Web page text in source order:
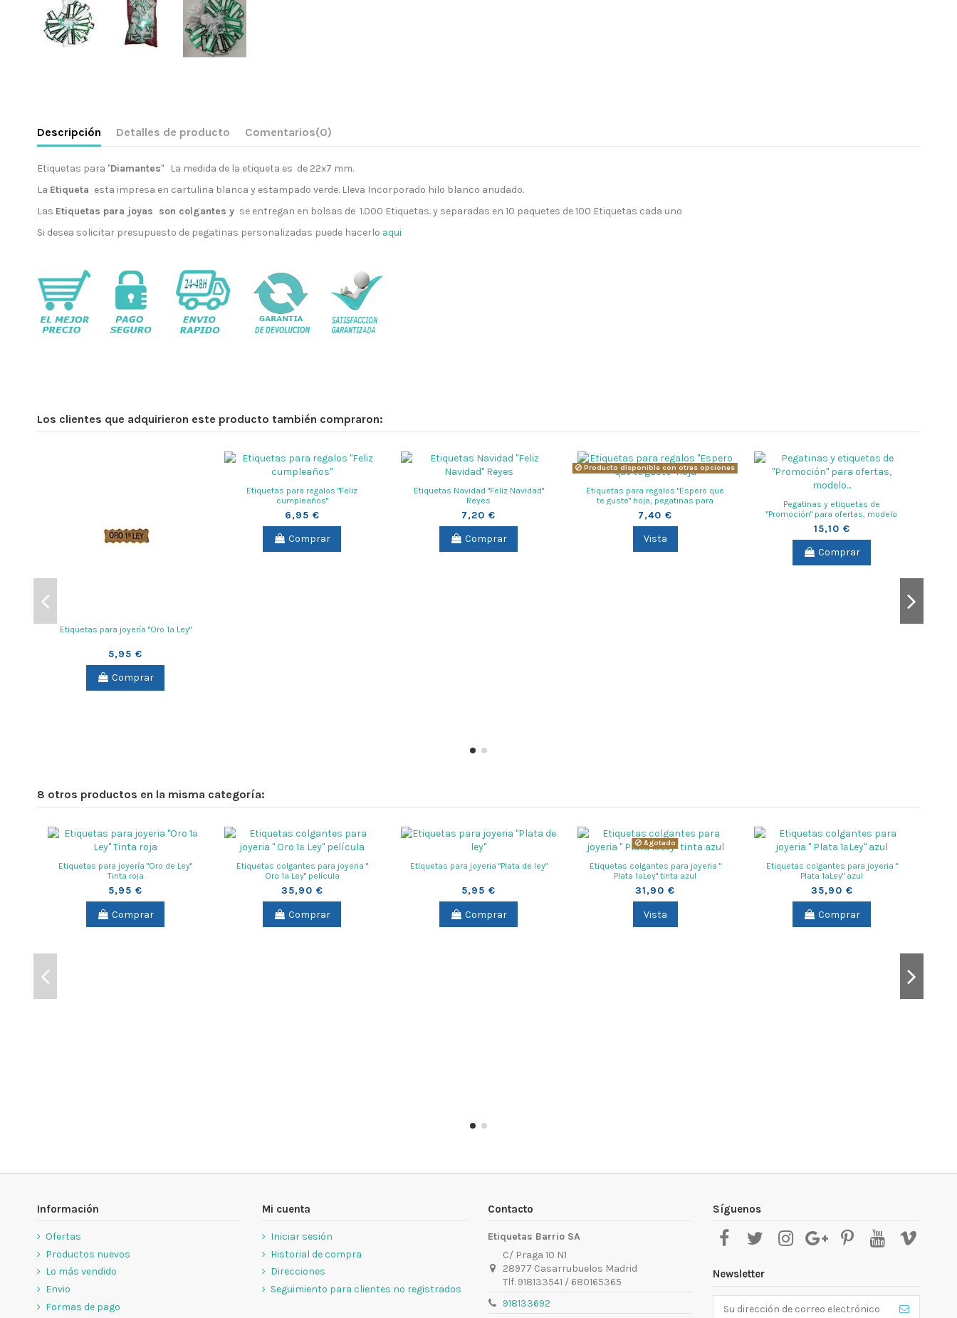
Descripción Detalles de producto Comentarios(0)
Etiquetas para "Diamantes" La medida de la etiqueta es de 22x7 mm.
La Etiqueta esta impresa en cartulina blanca y estampado verde. Lleva Incorporado hilo blanco anudado.
Las Etiquetas para joyas son colgantes y se entregan en bolsas de 1.000 Etiquetas. y separadas en 10 paquetes de 100 Etiquetas cada uno
Si desea solicitar presupuesto de pegatinas personalizadas puede hacerlo aqui
Los clientes que adquirieron este producto también compraron:
Etiquetas para joyería "Oro 1ª Ley"
5,95 €
Comprar
Etiquetas para regalos "Feliz
cumpleaños"
6,95 €
Comprar
Etiquetas Navidad "Feliz Navidad"
Reyes
7,20 €
Comprar
Producto disponible con otras opciones
Etiquetas para regalos "Espero que
te guste" hoja, pegatinas para
regalo en rollo 500...
7,40 €
Vista
Pegatinas y etiquetas de
"Promoción" para ofertas, modelo
explosión para poner precios
15,10 €
Comprar
8 otros productos en la misma categoría:
Etiquetas para joyería "Oro de Ley"
Tinta roja
5,95 €
Comprar
Etiquetas colgantes para joyeria "
Oro 1ª Ley" película
35,90 €
Comprar
Etiquetas para joyeria "Plata de ley"
5,95 €
Comprar
Agotado
Etiquetas colgantes para joyeria "
Plata 1ªLey" tinta azul
31,90 €
Vista
Etiquetas colgantes para joyeria "
Plata 1ªLey" azul
35,90 €
Comprar
Información
Ofertas
Productos nuevos
Lo más vendido
Envio
Formas de pago
Mi cuenta
Iniciar sesión
Historial de compra
Direcciones
Seguimiento para clientes no registrados
Contacto
Etiquetas Barrio SA
C/ Praga 10 N1
28977 Casarrubuelos Madrid
Tlf. 918133541 / 680165365
918133692
Síguenos
Newsletter